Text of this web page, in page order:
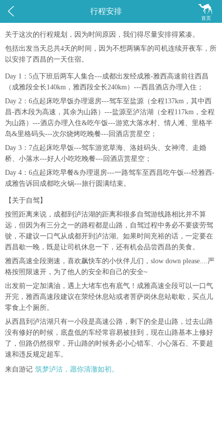
 
首页
行程安排
关于这次的行程规划，因为时间原因，我们得尽量安排得紧凑。
包括出发当天总共4天的时间，因为不想两辆车的司机连续开夜车，所
以安排了西昌的一天住宿。
Day 1：5点下班后两车人集合---成都出发经成雅-雅西高速前往西昌
（成雅段全长140km，雅西段全长240km）---西昌酒店办理入住；
Day 2：6点起床吃早饭办理退房---驾车至盐源（全程137km，其中西
昌-西木段为高速，其余为山路）---盐源至泸沽湖（全程117km，全程
为山路）---酒店办理入住&吃午饭---游览大落水村、情人滩、里格半
岛&里格码头---次尔烧烤吃晚餐---回酒店赏星空；
Day 3：7点起床吃早饭---驾车游览草海、洛娃码头、女神湾、走婚
桥、小落水---好人小吃吃晚餐---回酒店赏星空；
Day 4：6点起床吃早餐&办理退房---一路驾车至西昌吃午饭---经雅西-
成雅告诉回成都吃火锅---旅行圆满结束。
【关于自驾】
按照距离来说，成都到泸沽湖的距离和很多自驾游线路相比并不算
远，但因为有三分之一的路程都是山路，自驾过程中务必不要疲劳驾
驶，不建议一口气从成都开到泸沽湖。如果时间充裕的话，一定要在
西昌歇一晚，既是让司机休息一下，还有机会品尝西昌的美食。
雅西高速全段测速，喜欢飙快车的小伙伴儿们，slow down please....严
格按照限速开，为了他人的安全和自己的安全~
出发前一定加满油，遇上大堵车也有底气！成雅高速全段可以一口气
开完，雅西高速段建议在荥经休息站或者菩萨岗休息站歇歇，买点儿
零食上个厕所。
从西昌到泸沽湖只有一小段是高速公路，剩下的全是山路，过去山路
没有修好的时候，底盘低的车经常容易被挂到，现在山路基本上修好
了，但路仍然很窄，开山路的时候务必小心错车、小心落石、不要超
速和违反规定超车。
来自游记 筑梦泸沽，愿你清澈如初。